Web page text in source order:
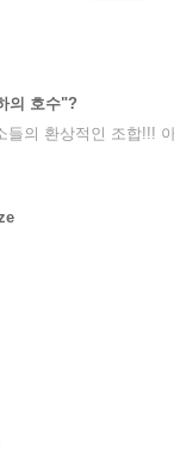
의 호수"?
들의 환상적인 조합!!!